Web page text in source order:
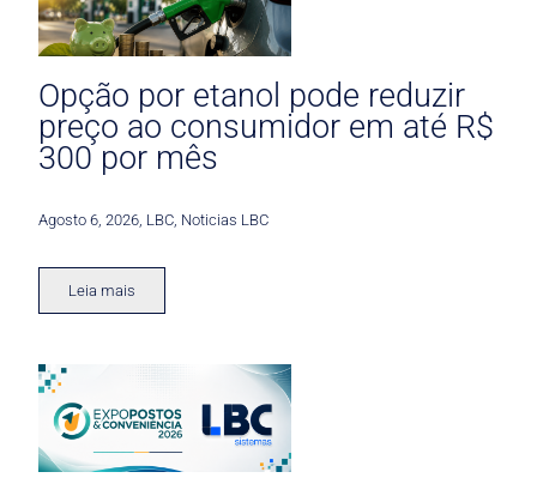
Opção por etanol pode reduzir
preço ao consumidor em até R$
300 por mês
Agosto 6, 2026 LBC Noticias LBC
Leia mais